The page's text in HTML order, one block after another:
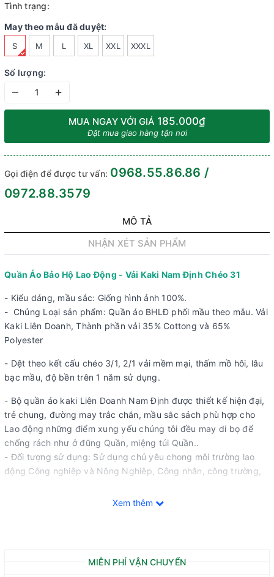
Tình trạng:
May theo mẫu đã duyệt:
S M L XL XXL XXXL
Số lượng:
– +
MUA NGAY VỚI GIÁ 185.000₫
Đặt mua giao hàng tận nơi
Gọi điện để được tư vấn: 0968.55.86.86 /
0972.88.3579
MÔ TẢ
NHẬN XÉT SẢN PHẨM
Quần Áo Bảo Hộ Lao Động - Vải Kaki Nam Định Chéo 31
- Kiểu dáng, mầu sắc: Giống hình ảnh 100%.
- Chủng Loại sản phẩm: Quần áo BHLĐ phối mầu theo mẫu. Vải
Kaki Liên Doanh, Thành phần vải 35% Cottong và 65%
Polyester
- Dệt theo kết cấu chéo 3/1, 2/1 vải mềm mại, thấm mồ hôi, lâu
bạc mầu, độ bền trên 1 năm sử dụng.
- Bộ quần áo kaki Liên Doanh Nam Định được thiết kế hiện đại,
trẻ chung, đường may trắc chắn, mầu sắc sách phù hợp cho
Lao động những điểm xung yếu chúng tôi đều may di bọ để
chống rách như ở đũng Quần, miệng túi Quần..
- Đối tượng sử dụng: Sử dụng chủ yêu chong môi trường lao
động Công nghiệp và Nông Nghiêp, Công nhân, công trường,
- Khuyến mãi: Miễn phí thiết kế theo yêu cầu, miễn phí vận
Pangrim Hàn Quốc, Kaki nhập khẩu Đài Loan, vải lót: vải long,
Xem thêm
MIỄN PHÍ VẬN CHUYỂN